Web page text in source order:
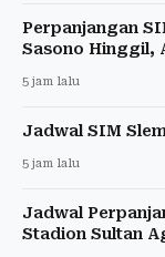
Perpanjangan
Sasono Hinggil,
5 jam lalu
Jadwal SIM
5 jam lalu
Jadwal
Stadion Sultan